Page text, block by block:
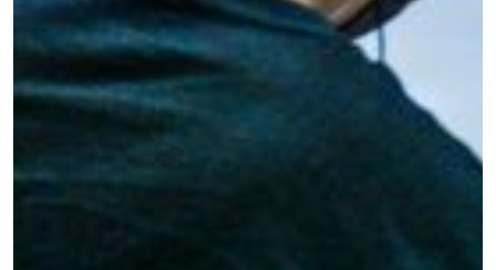
STAY IN THE KNOW
Take ONE Championship wherever you go! Sign up now